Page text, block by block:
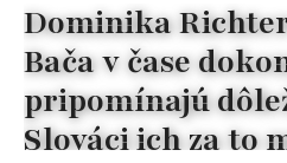
Dominika
Bača v čase
pripomínajú
Slováci ich za to